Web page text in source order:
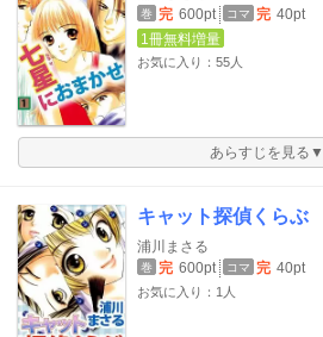
巻 完 600pt コマ 完 40pt
1冊無料増量
お気に入り：55人
あらすじを見る▼
キャット探偵くらぶ
浦川まさる
巻 完 600pt コマ 完 40pt
お気に入り：1人